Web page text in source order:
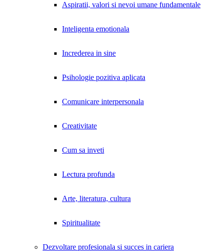
Aspiratii, valori si nevoi umane fundamentale
Inteligenta emotionala
Increderea in sine
Psihologie pozitiva aplicata
Comunicare interpersonala
Creativitate
Cum sa inveti
Lectura profunda
Arte, literatura, cultura
Spiritualitate
Dezvoltare profesionala si succes in cariera